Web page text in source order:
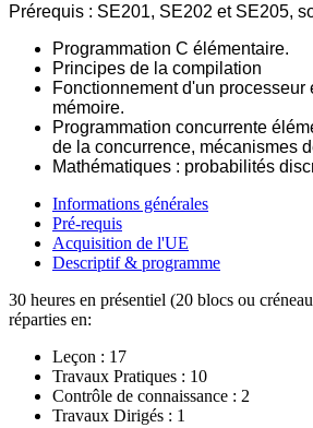
Prérequis : SE201, SE202 et SE205,
Programmation C élémentaire.
Principes de la compilation
Fonctionnement d'un processeur
mémoire.
Programmation concurrente
de la concurrence, mécanismes
Mathématiques : probabilités
Informations générales
Pré-requis
Acquisition de l'UE
Descriptif & programme
30 heures en présentiel (20 blocs ou
réparties en:
Leçon : 17
Travaux Pratiques : 10
Contrôle de connaissance : 2
Travaux Dirigés : 1